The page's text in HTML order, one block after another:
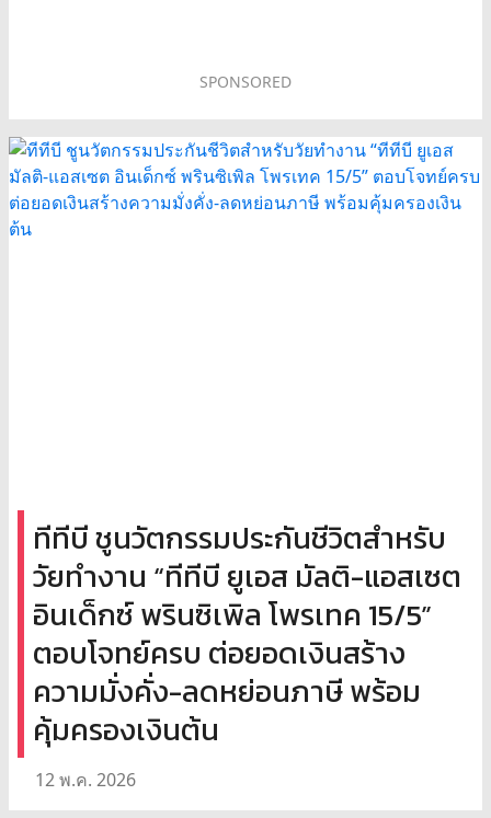
SPONSORED
ทีทีบี ชูนวัตกรรมประกันชีวิตสำหรับ
วัยทำงาน “ทีทีบี ยูเอส มัลติ-แอสเซต
อินเด็กซ์ พรินซิเพิล โพรเทค 15/5”
ตอบโจทย์ครบ ต่อยอดเงินสร้าง
ความมั่งคั่ง-ลดหย่อนภาษี พร้อม
คุ้มครองเงินต้น
12 พ.ค. 2026